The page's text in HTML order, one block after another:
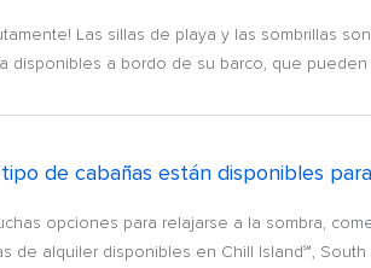
Las sillas de playa y las sombrillas
disponibles a bordo de su barco, que
de cabañas están disponibles
opciones para relajarse a la sombra,
de alquiler disponibles en Chill Island℠, South